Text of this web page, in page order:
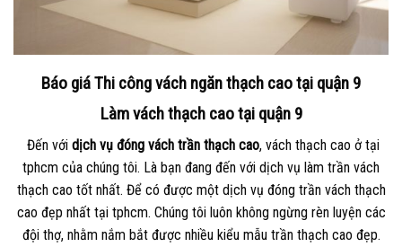
Báo giá Thi công vách ngăn thạch cao tại quận 9
Làm vách thạch cao tại quận 9
Đến với dịch vụ đóng vách trần thạch cao, vách thạch cao ở tại
tphcm của chúng tôi. Là bạn đang đến với dịch vụ làm trần vách
thạch cao tốt nhất. Để có được một dịch vụ đóng trần vách thạch
cao đẹp nhất tại tphcm. Chúng tôi luôn không ngừng rèn luyện các
đội thợ, nhằm nắm bắt được nhiều kiểu mẫu trần thạch cao đẹp.